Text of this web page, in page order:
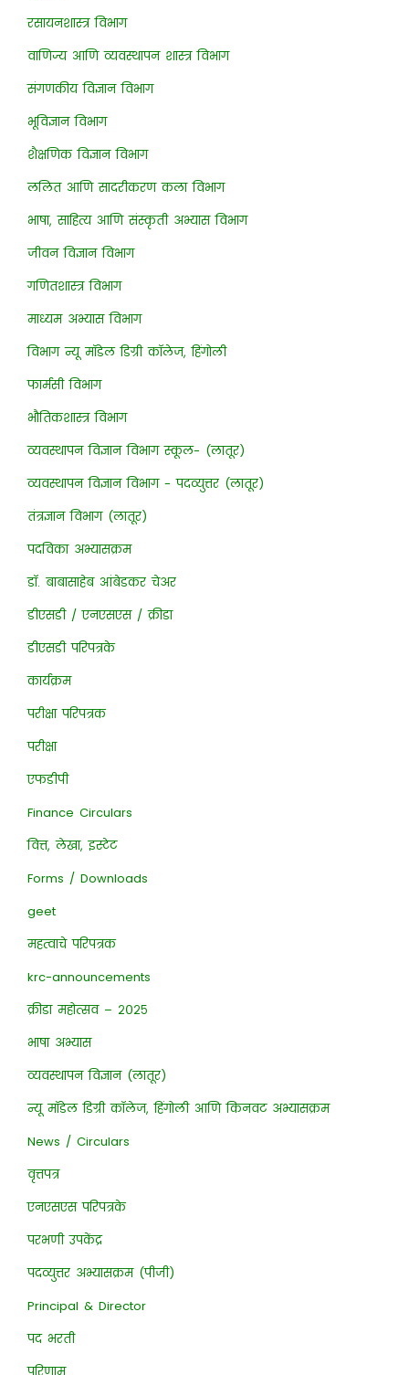
रसायनशास्त्र विभाग
वाणिज्य आणि व्यवस्थापन शास्त्र विभाग
संगणकीय विज्ञान विभाग
भूविज्ञान विभाग
शैक्षणिक विज्ञान विभाग
ललित आणि सादरीकरण कला विभाग
भाषा, साहित्य आणि संस्कृती अभ्यास विभाग
जीवन विज्ञान विभाग
गणितशास्त्र विभाग
माध्यम अभ्यास विभाग
विभाग न्यू मॉडेल डिग्री कॉलेज, हिंगोली
फार्मसी विभाग
भौतिकशास्त्र विभाग
व्यवस्थापन विज्ञान विभाग स्कूल- (लातूर)
व्यवस्थापन विज्ञान विभाग - पदव्युत्तर (लातूर)
तंत्रज्ञान विभाग (लातूर)
पदविका अभ्यासक्रम
डॉ. बाबासाहेब आंबेडकर चेअर
डीएसडी / एनएसएस / क्रीडा
डीएसडी परिपत्रके
कार्यक्रम
परीक्षा परिपत्रक
परीक्षा
एफडीपी
Finance Circulars
वित्त, लेखा, इस्टेट
Forms / Downloads
geet
महत्वाचे परिपत्रक
krc-announcements
क्रीडा महोत्सव – २०२५
भाषा अभ्यास
व्यवस्थापन विज्ञान (लातूर)
न्यू मॉडेल डिग्री कॉलेज, हिंगोली आणि किनवट अभ्यासक्रम
News / Circulars
वृत्तपत्र
एनएसएस परिपत्रके
परभणी उपकेंद्र
पदव्युत्तर अभ्यासक्रम (पीजी)
Principal & Director
पद भरती